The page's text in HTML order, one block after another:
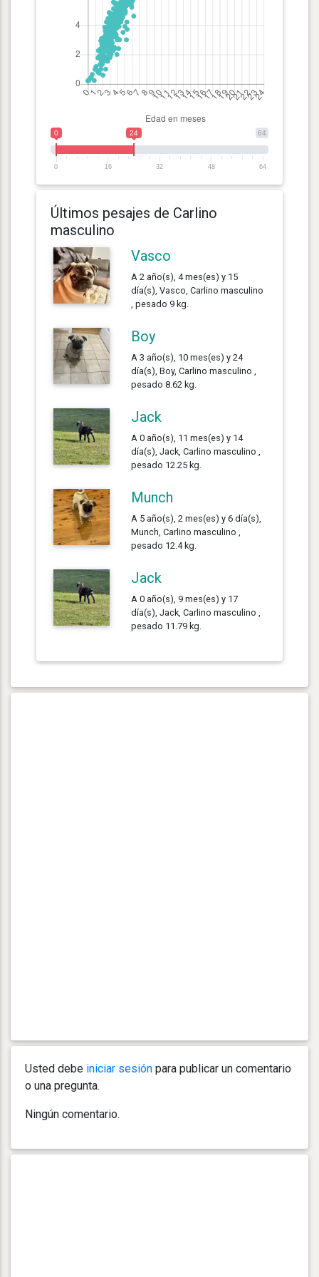
64
0 24
0 16 32 48 64
Últimos pesajes de Carlino
masculino
Vasco
A 2 año(s), 4 mes(es) y 15
día(s), Vasco, Carlino masculino
, pesado 9 kg.
Boy
A 3 año(s), 10 mes(es) y 24
día(s), Boy, Carlino masculino ,
pesado 8.62 kg.
Jack
A 0 año(s), 11 mes(es) y 14
día(s), Jack, Carlino masculino ,
pesado 12.25 kg.
Munch
A 5 año(s), 2 mes(es) y 6 día(s),
Munch, Carlino masculino ,
pesado 12.4 kg.
Jack
A 0 año(s), 9 mes(es) y 17
día(s), Jack, Carlino masculino ,
pesado 11.79 kg.
Usted debe iniciar sesión para publicar un comentario
o una pregunta.
Ningún comentario.